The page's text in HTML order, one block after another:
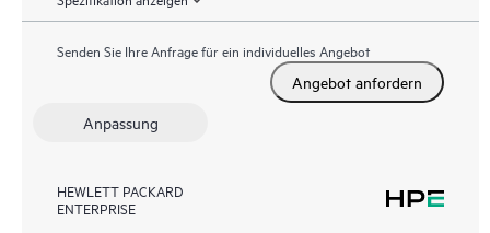
Senden Sie Ihre Anfrage für ein individuelles Angebot
Angebot anfordern
Anpassung
HEWLETT PACKARD
ENTERPRISE